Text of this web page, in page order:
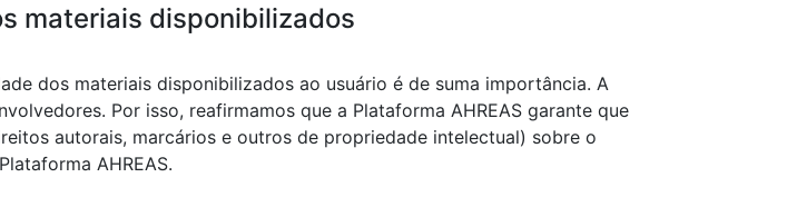
materiais disponibilizados
dos materiais disponibilizados ao usuário é de suma importância. A
Por isso, reafirmamos que a Plataforma AHREAS garante que
autorais, marcários e outros de propriedade intelectual) sobre o
AHREAS.